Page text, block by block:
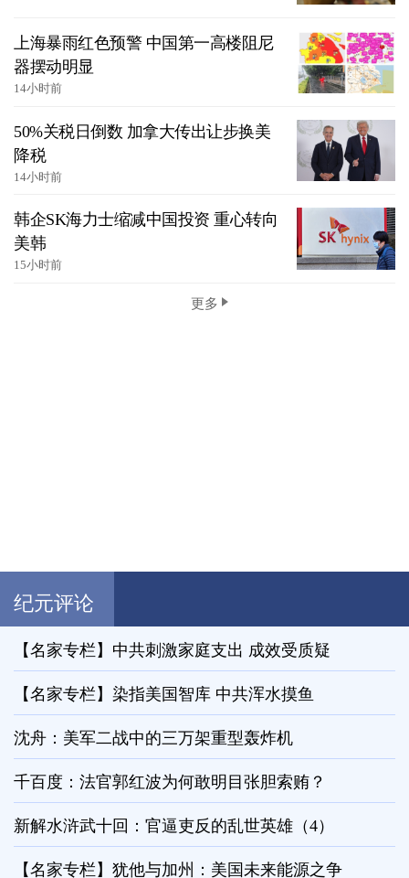
上海暴雨红色预警 中国第一高楼阻尼
器摆动明显
14小时前
50%关税日倒数 加拿大传出让步换美
降税
14小时前
韩企SK海力士缩减中国投资 重心转向
美韩
15小时前
更多
纪元评论
【名家专栏】中共刺激家庭支出 成效受质疑
【名家专栏】染指美国智库 中共浑水摸鱼
沈舟：美军二战中的三万架重型轰炸机
千百度：法官郭红波为何敢明目张胆索贿？
新解水浒武十回：官逼吏反的乱世英雄（4）
【名家专栏】犹他与加州：美国未来能源之争